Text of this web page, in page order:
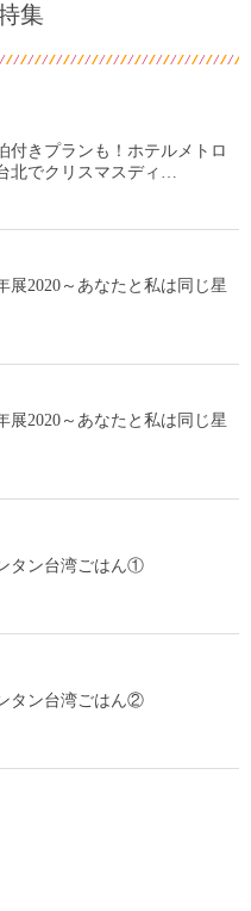
集
付きプランも！ホテルメトロ
北でクリスマスディ…
展2020～あなたと私は同じ星
展2020～あなたと私は同じ星
タン台湾ごはん①
タン台湾ごはん②